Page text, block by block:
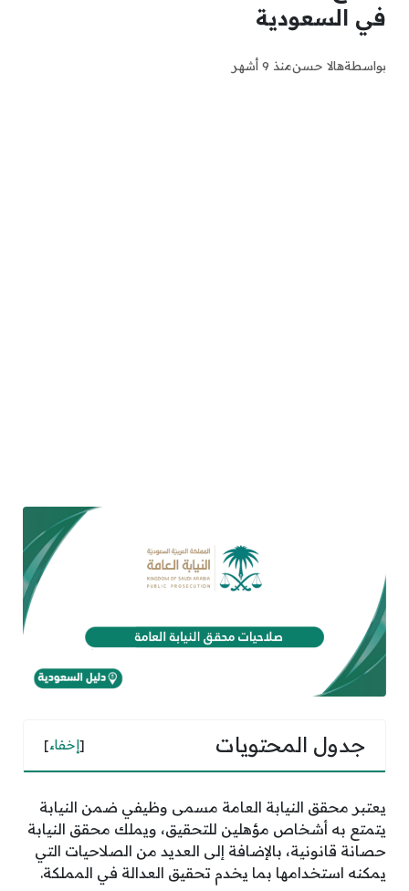
في السعودية
بواسطةهالا حسنمنذ 9 أشهر
جدول المحتويات [إخفاء]
يعتبر محقق النيابة العامة مسمى وظيفي ضمن النيابة
يتمتع به أشخاص مؤهلين للتحقيق، ويملك محقق النيابة
حصانة قانونية، بالإضافة إلى العديد من الصلاحيات التي
يمكنه استخدامها بما يخدم تحقيق العدالة في المملكة.